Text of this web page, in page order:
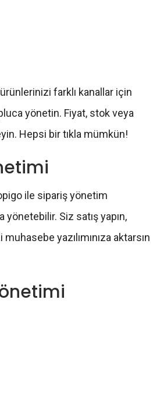
farklı kanallar için
yönetin. Fiyat, stok veya
Hepsi bir tıkla mümkün!
ile sipariş yönetim
Siz satış yapın,
yazılımınıza aktarsın